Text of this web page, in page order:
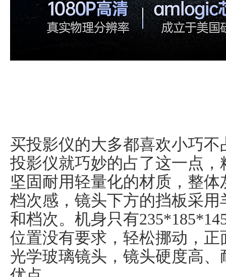
买投影仪的大多都喜欢小巧
投影仪就巧妙的占了这一点
坚固耐用轻量化的材质，整
档次感，镜头下方的挡板采
和档次。机身只有
位置没有要求，轻松挪动，
光学玻璃镜头，镜头硬度高